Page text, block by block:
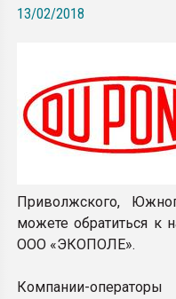
13/02/2018
Приволжского,
можете обратиться к
ООО «ЭКОПОЛЕ».
Компании-